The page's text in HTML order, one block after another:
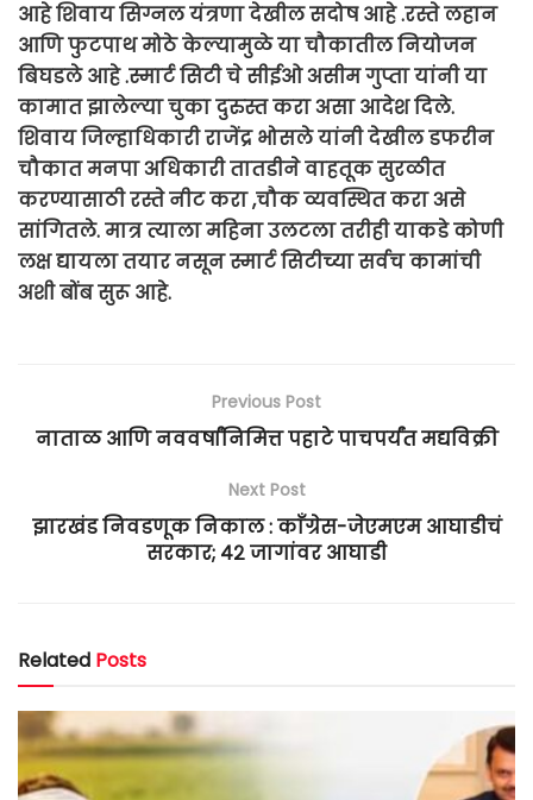
आहे शिवाय सिग्नल यंत्रणा देखील सदोष आहे .रस्ते लहान
आणि फुटपाथ मोठे केल्यामुळे या चौकातील नियोजन
बिघडले आहे .स्मार्ट सिटी चे सीईओ असीम गुप्ता यांनी या
कामात झालेल्या चुका दुरुस्त करा असा आदेश दिले.
शिवाय जिल्हाधिकारी राजेंद्र भोसले यांनी देखील डफरीन
चौकात मनपा अधिकारी तातडीने वाहतूक सुरळीत
करण्यासाठी रस्ते नीट करा ,चौक व्यवस्थित करा असे
सांगितले. मात्र त्याला महिना उलटला तरीही याकडे कोणी
लक्ष द्यायला तयार नसून स्मार्ट सिटीच्या सर्वच कामांची
अशी बोंब सुरू आहे.
Previous Post
नाताळ आणि नववर्षांनिमित्त पहाटे पाचपर्यंत मद्यविक्री
Next Post
झारखंड निवडणूक निकाल : काँग्रेस-जेएमएम आघाडीचं
सरकार; ४२ जागांवर आघाडी
Related Posts